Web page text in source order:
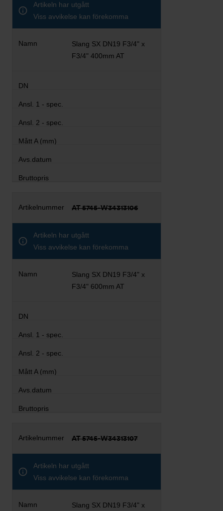
Artikeln har utgått
Viss avvikelse kan förekomma
Slang SX DN19 F3/4" x
F3/4" 400mm AT
AT 5745-W34313106
Artikeln har utgått
Viss avvikelse kan förekomma
Slang SX DN19 F3/4" x
F3/4" 600mm AT
AT 5745-W34313107
Artikeln har utgått
Viss avvikelse kan förekomma
Slang SX DN19 F3/4" x